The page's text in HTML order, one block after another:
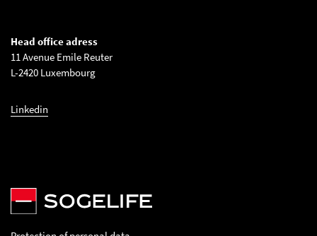
Head office adress
11 Avenue Emile Reuter
L-2420 Luxembourg
Linkedin